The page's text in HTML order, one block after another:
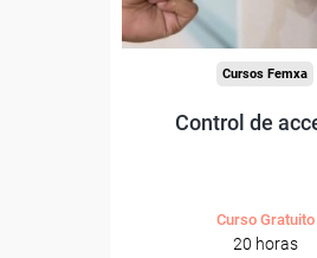
Cursos Femxa
Control de
Curso Gratuito
20 horas